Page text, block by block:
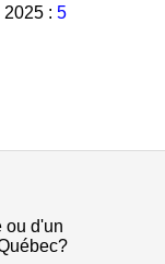
2025 : 5
ou d'un